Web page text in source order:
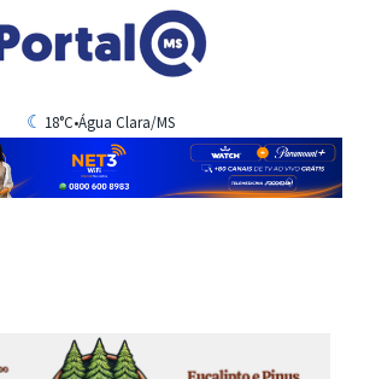
☾ 18°C•Água Clara/MS